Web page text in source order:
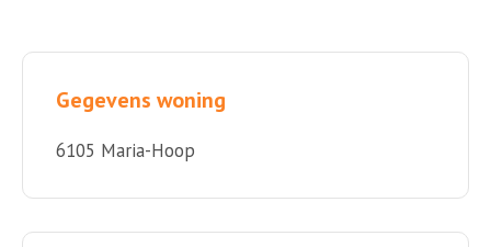
Gegevens woning
6105 Maria-Hoop